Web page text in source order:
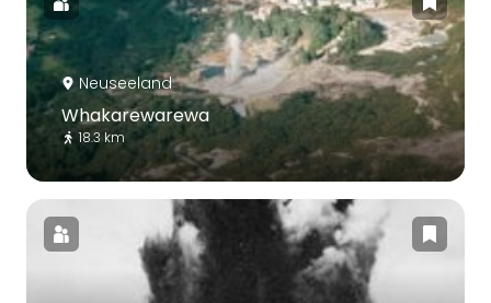
Neuseeland
Whakarewarewa
18.3 km